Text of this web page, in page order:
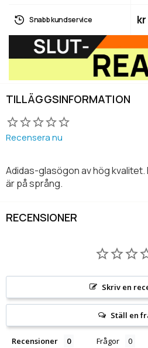
Snabb kundservice kr
TILLÄGGSINFORMATION
Recensera nu
Adidas-glasögon av hög
är på språng.
RECENSIONER
Skriv en
Ställ en
Recensioner Frågor